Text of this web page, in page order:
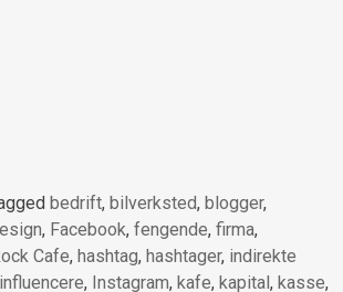
bedrift, bilverksted, blogger,
, Facebook, fengende, firma,
Cafe, hashtag, hashtager, indirekte
influencere, Instagram, kafe, kapital, kasse,